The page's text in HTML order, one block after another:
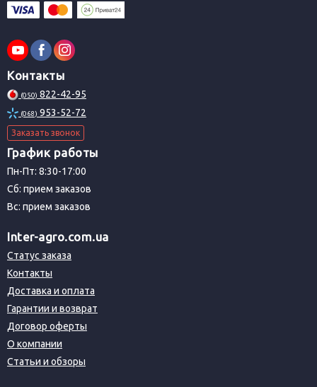
Контакты
(050) 822-42-95
(068) 953-52-72
Заказать звонок
График работы
Пн-Пт: 8:30-17:00
Сб: прием заказов
Вс: прием заказов
Inter-agro.com.ua
Статус заказа
Контакты
Доставка и оплата
Гарантии и возврат
Договор оферты
О компании
Статьи и обзоры